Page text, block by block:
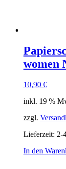
women
10,90 €
inkl. 19 %
zzgl.
Lieferzeit: 2-
In den